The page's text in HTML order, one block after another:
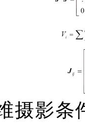
摄影条